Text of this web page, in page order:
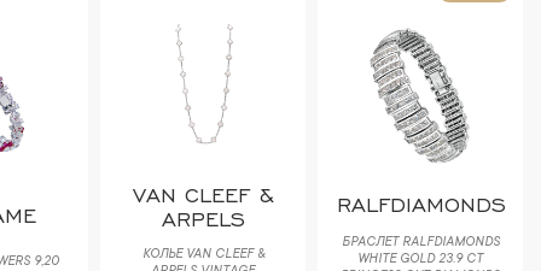
9,20
VAN CLEEF &
ARPELS
КОЛЬЕ VAN CLEEF &
RALFDIAMONDS
БРАСЛЕТ RALFDIAMONDS
WHITE GOLD 23.9 CT